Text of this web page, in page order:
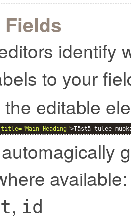
identify
to your
editable
title="Main Heading">Tästä tulee
available:
, id